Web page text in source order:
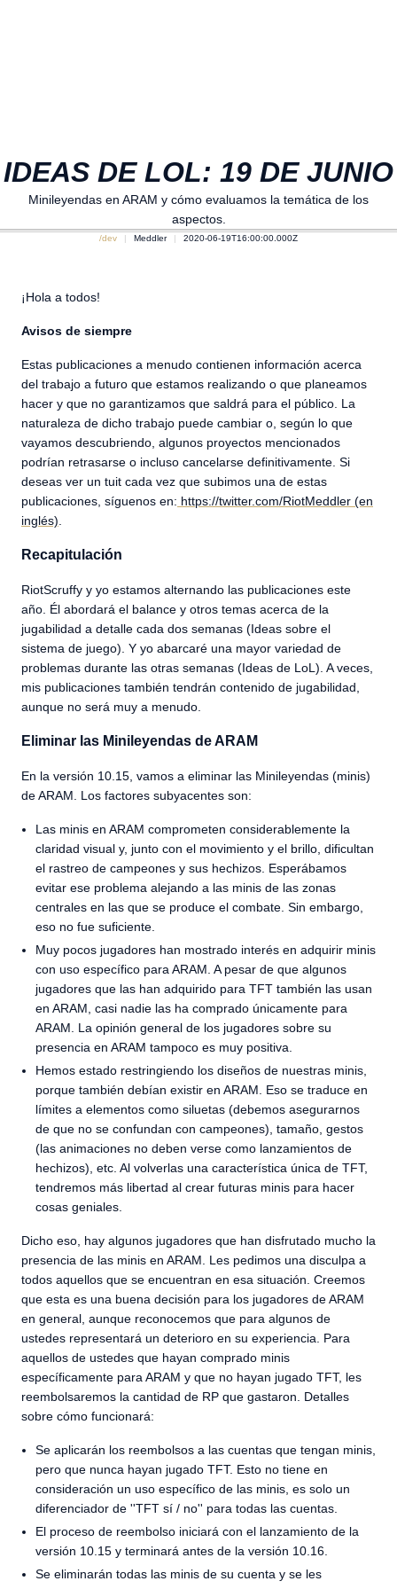
IDEAS DE LOL: 19 DE JUNIO
Minileyendas en ARAM y cómo evaluamos la temática de los
aspectos.
/dev Meddler 2020-06-19T16:00:00.000Z
¡Hola a todos!
Avisos de siempre
Estas publicaciones a menudo contienen información acerca
del trabajo a futuro que estamos realizando o que planeamos
hacer y que no garantizamos que saldrá para el público. La
naturaleza de dicho trabajo puede cambiar o, según lo que
vayamos descubriendo, algunos proyectos mencionados
podrían retrasarse o incluso cancelarse definitivamente. Si
deseas ver un tuit cada vez que subimos una de estas
publicaciones, síguenos en: https://twitter.com/RiotMeddler (en
inglés)
Recapitulación
RiotScruffy y yo estamos alternando las publicaciones este
año. Él abordará el balance y otros temas acerca de la
jugabilidad a detalle cada dos semanas (Ideas sobre el
sistema de juego). Y yo abarcaré una mayor variedad de
problemas durante las otras semanas (Ideas de LoL). A veces,
mis publicaciones también tendrán contenido de jugabilidad,
aunque no será muy a menudo.
Eliminar las Minileyendas de ARAM
En la versión 10.15, vamos a eliminar las Minileyendas (minis)
de ARAM. Los factores subyacentes son:
Las minis en ARAM comprometen considerablemente la
claridad visual y, junto con el movimiento y el brillo, dificultan
el rastreo de campeones y sus hechizos. Esperábamos
evitar ese problema alejando a las minis de las zonas
centrales en las que se produce el combate. Sin embargo,
eso no fue suficiente.
Muy pocos jugadores han mostrado interés en adquirir minis
con uso específico para ARAM. A pesar de que algunos
jugadores que las han adquirido para TFT también las usan
en ARAM, casi nadie las ha comprado únicamente para
ARAM. La opinión general de los jugadores sobre su
presencia en ARAM tampoco es muy positiva.
Hemos estado restringiendo los diseños de nuestras minis,
porque también debían existir en ARAM. Eso se traduce en
límites a elementos como siluetas (debemos asegurarnos
de que no se confundan con campeones), tamaño, gestos
(las animaciones no deben verse como lanzamientos de
hechizos), etc. Al volverlas una característica única de TFT,
tendremos más libertad al crear futuras minis para hacer
cosas geniales.
Dicho eso, hay algunos jugadores que han disfrutado mucho la
presencia de las minis en ARAM. Les pedimos una disculpa a
todos aquellos que se encuentran en esa situación. Creemos
que esta es una buena decisión para los jugadores de ARAM
en general, aunque reconocemos que para algunos de
ustedes representará un deterioro en su experiencia. Para
aquellos de ustedes que hayan comprado minis
específicamente para ARAM y que no hayan jugado TFT, les
reembolsaremos la cantidad de RP que gastaron. Detalles
sobre cómo funcionará:
Se aplicarán los reembolsos a las cuentas que tengan minis,
pero que nunca hayan jugado TFT. Esto no tiene en
consideración un uso específico de las minis, es solo un
diferenciador de ''TFT sí / no'' para todas las cuentas.
El proceso de reembolso iniciará con el lanzamiento de la
versión 10.15 y terminará antes de la versión 10.16.
Se eliminarán todas las minis de su cuenta y se les